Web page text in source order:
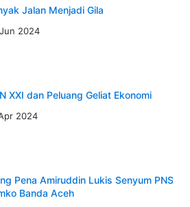
Jalan Menjadi Gila
2024
XXI dan Peluang Geliat Ekonomi
2024
Pena Amiruddin Lukis Senyum PNS
Banda Aceh